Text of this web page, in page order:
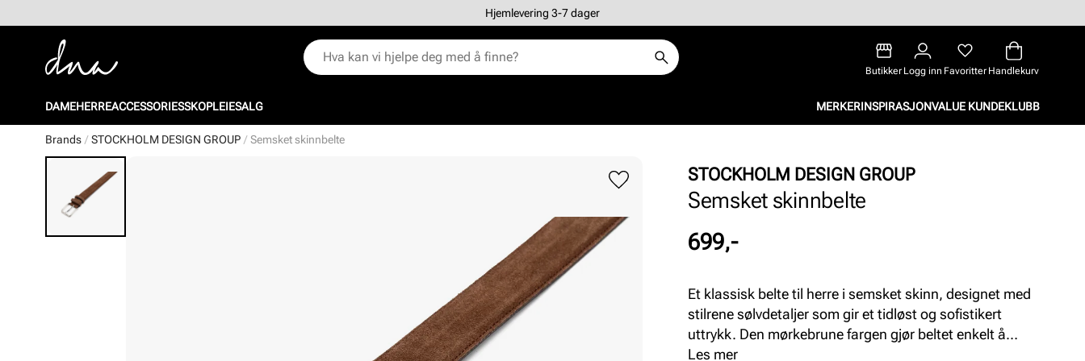
Hjemlevering 3-7 dager
Butikker Logg inn Favoritter Handlekurv
DAMEHERREACCESSORIESSKOPLEIESALG MERKERINSPIRASJONVALUE KUNDEKLUBB
Brands STOCKHOLM DESIGN GROUP Semsket skinnbelte
STOCKHOLM DESIGN GROUP
Semsket skinnbelte
Pris
699,-
Et klassisk belte til herre i semsket skinn, designet med
stilrene sølvdetaljer som gir et tidløst og sofistikert
uttrykk. Den mørkebrune fargen gjør beltet enkelt å
kombinere med både hverdags- og penantrekk. Et
Les mer